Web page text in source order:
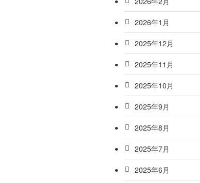
2026年1月
2025年12月
2025年11月
2025年10月
2025年9月
2025年8月
2025年7月
2025年6月